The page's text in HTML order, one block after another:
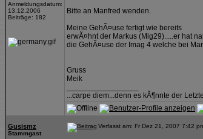
Anmeldungsdatum:
13.12.2006
Beiträge: 182
Bitte an Manfred wenden.
Meine GehÃ¤use fertigt wie bereits
erwÃ¤hnt der Markus (Mig29).....er hat
die GehÃ¤use der Imag 4 welche bei
Gruss
Meik
...carpe diem...denn es kÃ¶nnte der
Gusismz
Stammgast
Verfasst am: Fr Dez 21, 2007 7:42